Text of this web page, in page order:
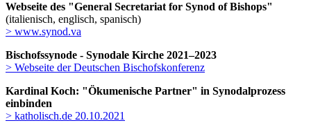
Webseite des "General Secretariat for Synod of Bishops"
(italienisch, englisch, spanisch)
> www.synod.va
Bischofssynode - Synodale Kirche 2021–2023
> Webseite der Deutschen Bischofskonferenz
Kardinal Koch: "Ökumenische Partner" in Synodalprozess
einbinden
> katholisch.de 20.10.2021